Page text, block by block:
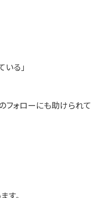
る」
フォローにも助けられて